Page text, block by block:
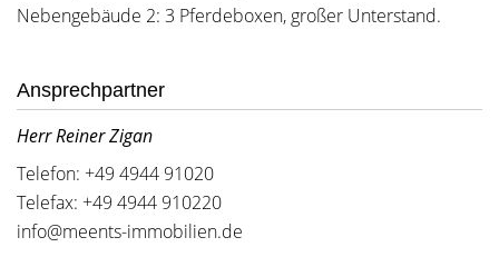
Nebengebäude 2: 3 Pferdeboxen, großer Unterstand.
Ansprechpartner
Herr Reiner Zigan
Telefon: +49 4944 91020
Telefax: +49 4944 910220
info@meents-immobilien.de